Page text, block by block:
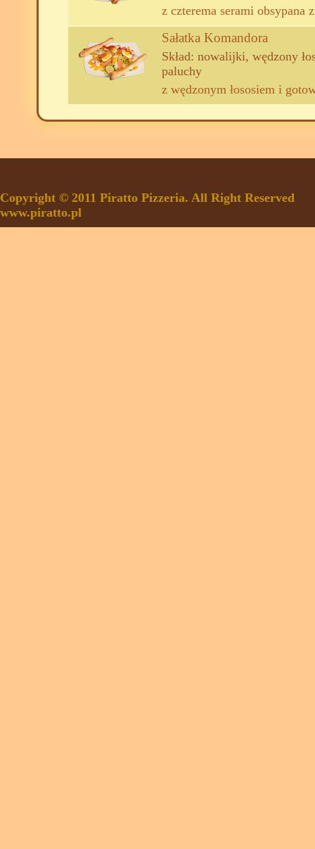
z czterema serami obsypana
Sałatka Komandora
Skład: nowalijki, wędzony
paluchy
z wędzonym łososiem i
Copyright © 2011 Piratto Pizzeria. All Right Reserved
www.piratto.pl